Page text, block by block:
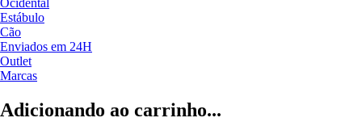
Ocidental
Estábulo
Cão
Enviados em 24H
Outlet
Marcas
Adicionando ao carrinho...